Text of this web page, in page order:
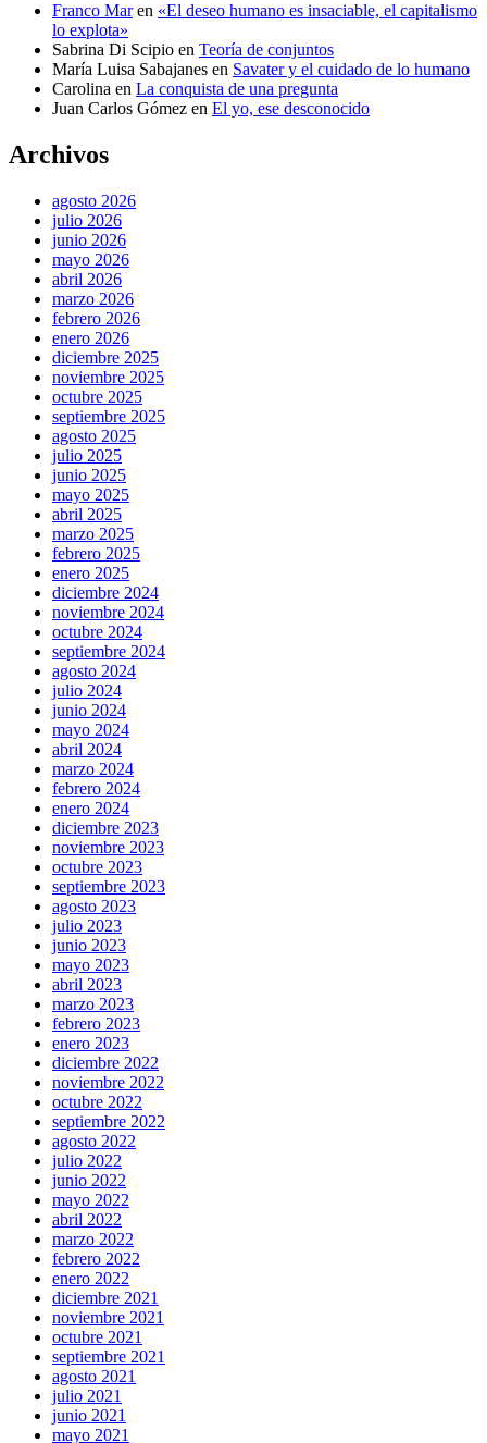
Franco Maren «El deseo humano es insaciable, el capitalismo
lo explota»
Sabrina Di Scipio en Teoría de conjuntos
María Luisa Sabajanes en Savater y el cuidado de lo humano
Carolina en La conquista de una pregunta
Juan Carlos Gómez en El yo, ese desconocido
Archivos
agosto 2026
julio 2026
junio 2026
mayo 2026
abril 2026
marzo 2026
febrero 2026
enero 2026
diciembre 2025
noviembre 2025
octubre 2025
septiembre 2025
agosto 2025
julio 2025
junio 2025
mayo 2025
abril 2025
marzo 2025
febrero 2025
enero 2025
diciembre 2024
noviembre 2024
octubre 2024
septiembre 2024
agosto 2024
julio 2024
junio 2024
mayo 2024
abril 2024
marzo 2024
febrero 2024
enero 2024
diciembre 2023
noviembre 2023
octubre 2023
septiembre 2023
agosto 2023
julio 2023
junio 2023
mayo 2023
abril 2023
marzo 2023
febrero 2023
enero 2023
diciembre 2022
noviembre 2022
octubre 2022
septiembre 2022
agosto 2022
julio 2022
junio 2022
mayo 2022
abril 2022
marzo 2022
febrero 2022
enero 2022
diciembre 2021
noviembre 2021
octubre 2021
septiembre 2021
agosto 2021
julio 2021
junio 2021
mayo 2021